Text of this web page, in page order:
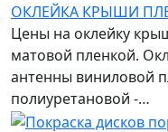
ОКЛЕЙКА КРЫШИ
Цены на оклейку
матовой пленкой.
антенны виниловой
полиуретановой -…